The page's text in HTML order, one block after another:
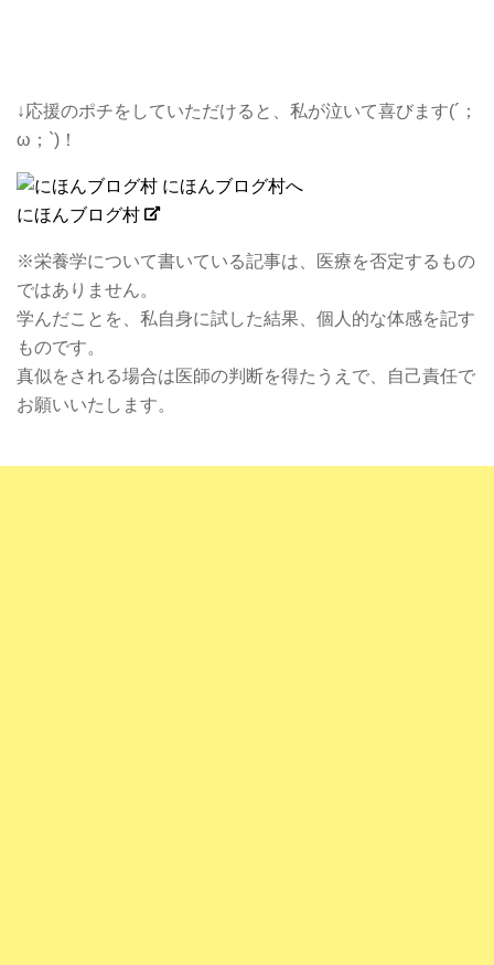
↓応援のポチをしていただけると、私が泣いて喜びます(´；
ω；`)！
にほんブログ村
※栄養学について書いている記事は、医療を否定するもの
ではありません。
学んだことを、私自身に試した結果、個人的な体感を記す
ものです。
真似をされる場合は医師の判断を得たうえで、自己責任で
お願いいたします。